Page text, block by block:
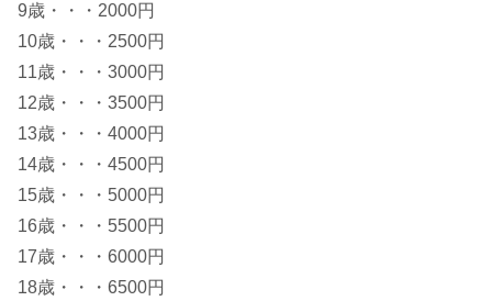
9歳・・・2000円
10歳・・・2500円
11歳・・・3000円
12歳・・・3500円
13歳・・・4000円
14歳・・・4500円
15歳・・・5000円
16歳・・・5500円
17歳・・・6000円
18歳・・・6500円